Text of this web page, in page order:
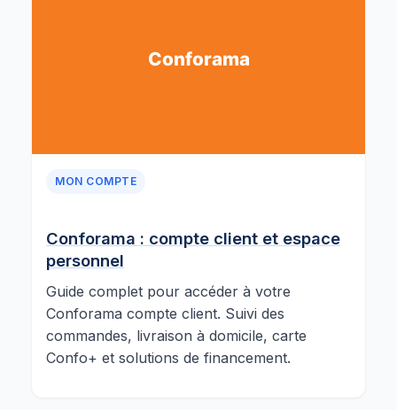
MON COMPTE
Conforama : compte client et espace
personnel
Guide complet pour accéder à votre
Conforama compte client. Suivi des
commandes, livraison à domicile, carte
Confo+ et solutions de financement.